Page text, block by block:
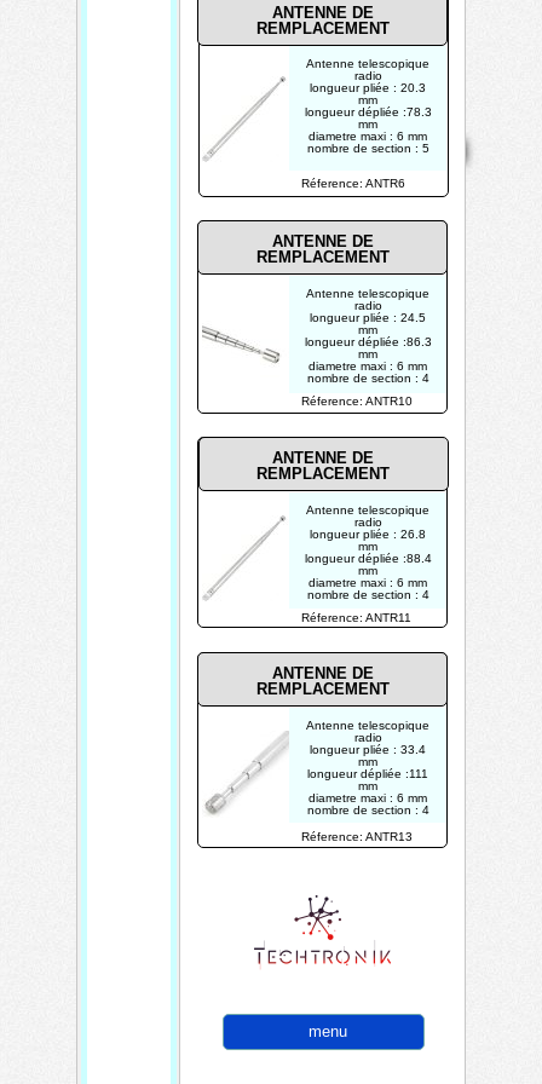
Copyright 2026
Mis à jour le
TECHTRONIK
Contact
Home
Réference: ANTR11
Antenne telescopique
radio
longueur pliée : 26.8
mm
longueur dépliée :88.4
mm
diametre maxi : 6 mm
nombre de section : 4
ANTENNE DE
REMPLACEMENT
Antenne telescopique
radio
longueur pliée : 24.5
mm
longueur dépliée :86.3
mm
diametre maxi : 6 mm
nombre de section : 4
Réference: ANTR10
ANTENNE DE
REMPLACEMENT
Réference: ANTR13
ANTENNE DE
REMPLACEMENT
Antenne telescopique
radio
longueur pliée : 33.4
mm
longueur dépliée :111
mm
diametre maxi : 6 mm
nombre de section : 4
Antenne telescopique
radio
longueur pliée : 20.3
mm
longueur dépliée :78.3
mm
diametre maxi : 6 mm
nombre de section : 5
Réference: ANTR6
ANTENNE DE
REMPLACEMENT
menu